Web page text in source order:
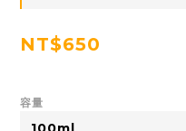
NT$650
容量